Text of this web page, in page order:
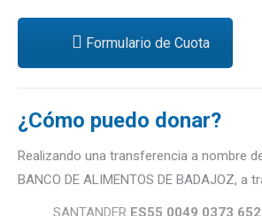
Formulario de Cuota
¿Cómo puedo donar?
Realizando una transferencia a nombre
BANCO DE ALIMENTOS DE BADAJOZ, a
SANTANDER ES55 0049 0373